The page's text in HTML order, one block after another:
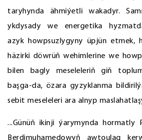
taryhynda ähmiýetli wakadyr.
ykdysady we energetika
azyk howpsuzlygyny üpjün etmek,
häzirki döwrüň wehimlerine we
bilen bagly meseleleriň giň
başga-da, özara gyzyklanma
sebit meseleleri ara alnyp
...Günüň ikinji ýarymynda hormatly
Berdimuhamedowyň awtoulag